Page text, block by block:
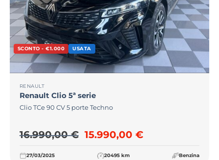
SCONTO - €1.000 USATA
RENAULT
Renault Clio 5ª serie
Clio TCe 90 CV 5 porte Techno
16.990,00€ Il prezzo originale era:
15.990,00 €Il prezzo
27/03/2025 20495 km Benzina